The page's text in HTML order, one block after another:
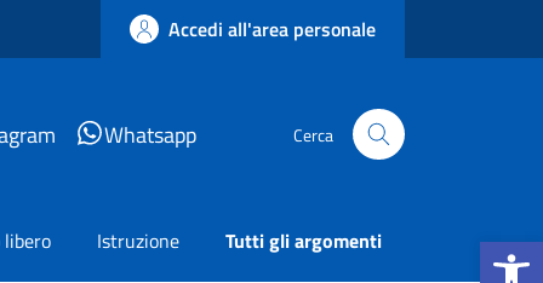
Apri la
Accedi all'area personale
Whatsapp Cerca
libero Istruzione Tutti gli argomenti